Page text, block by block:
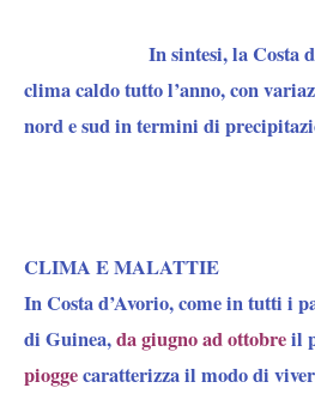
In sintesi, la Costa
clima caldo tutto l’anno, con
nord e sud in termini di
CLIMA E MALATTIE
In Costa d’Avorio, come in tutti i
di Guinea,da giugno ad ottobreil
pioggecaratterizza il modo di